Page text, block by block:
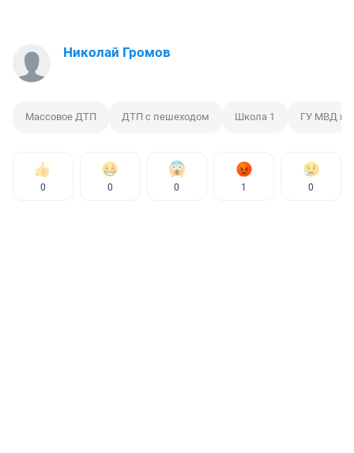
Николай Громов
Массовое ДТП ДТП с пешеходом Школа 1 ГУ МВД по
0 0 0 1 0